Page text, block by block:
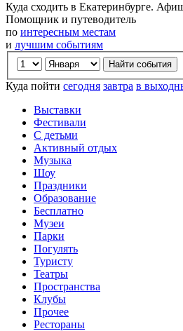
Куда сходить в Екатеринбурге.
Помощник и путеводитель
по интересным местам
и лучшим событиям
Куда пойти сегодня завтра в
Выставки
Фестивали
С детьми
Активный отдых
Музыка
Шоу
Праздники
Образование
Бесплатно
Музеи
Парки
Погулять
Туристу
Театры
Пространства
Клубы
Прочее
Рестораны